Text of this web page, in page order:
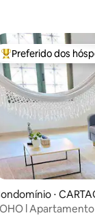
média de 5,
Entre os melhores
Preferido dos
⋅
l Apartamento